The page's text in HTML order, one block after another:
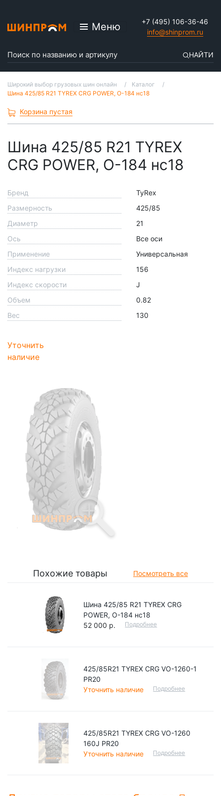
Меню
+7 (495) 106-36-46
info@shinprom.ru
НАЙТИ
Широкий выбор грузовых шин онлайн
Каталог
Шина 425/85 R21 TYREX CRG POWER, О-184 нс18
Корзина пустая
Шина 425/85 R21 TYREX
CRG POWER, О-184 нс18
Бренд
TyRex
Размерность
425/85
Диаметр
21
Ось
Все оси
Применение
Универсальная
Индекс нагрузки
156
Индекс скорости
J
Объем
0.82
Вес
130
Уточнить
наличие
Похожие товары Посмотреть все
Шина 425/85 R21 TYREX CRG
POWER, О-184 нс18
52 000 р.
Подробнее
425/85R21 TYREX CRG VO-1260-1
PR20
Уточнить наличие
Подробнее
425/85R21 TYREX CRG VO-1260
160J PR20
Уточнить наличие
Подробнее